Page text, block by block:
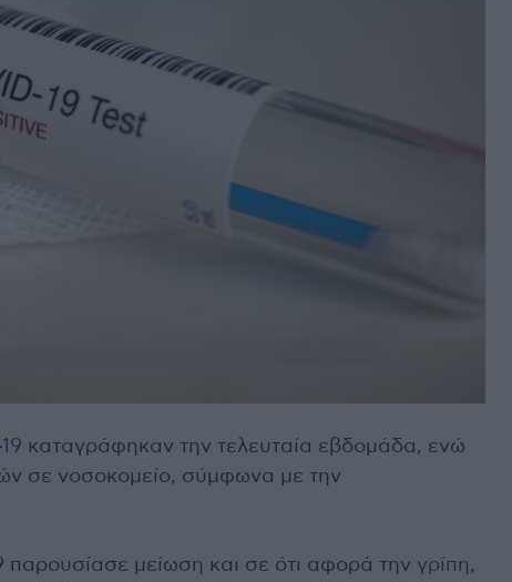
καταγράφηκαν την τελευταία εβδομάδα, ενώ
σε νοσοκομείο, σύμφωνα με την
παρουσίασε μείωση και σε ότι αφορά την γρίπη,